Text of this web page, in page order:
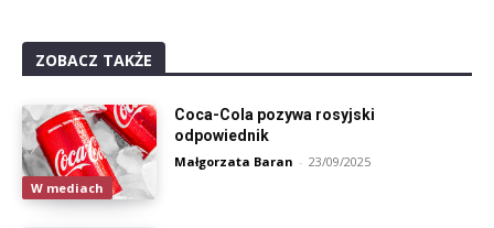
ZOBACZ TAKŻE
W mediach
Coca-Cola pozywa rosyjski
odpowiednik
Małgorzata Baran - 23/09/2025